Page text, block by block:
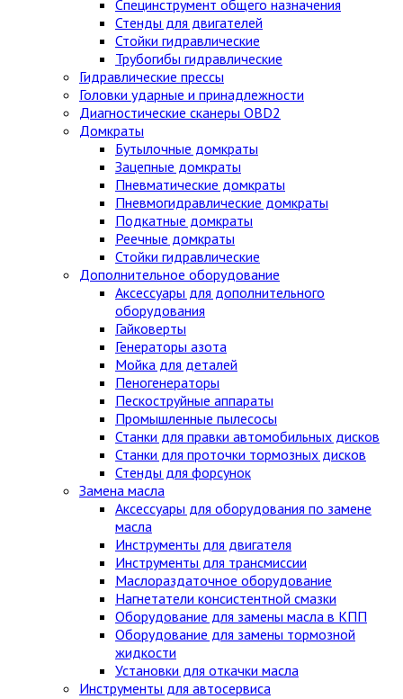
Специнструмент общего назначения
Стенды для двигателей
Стойки гидравлические
Трубогибы гидравлические
Гидравлические прессы
Головки ударные и принадлежности
Диагностические сканеры OBD2
Домкраты
Бутылочные домкраты
Зацепные домкраты
Пневматические домкраты
Пневмогидравлические домкраты
Подкатные домкраты
Реечные домкраты
Стойки гидравлические
Дополнительное оборудование
Аксессуары для дополнительного
оборудования
Гайковерты
Генераторы азота
Мойка для деталей
Пеногенераторы
Пескоструйные аппараты
Промышленные пылесосы
Станки для правки автомобильных дисков
Станки для проточки тормозных дисков
Стенды для форсунок
Замена масла
Аксессуары для оборудования по замене
масла
Инструменты для двигателя
Инструменты для трансмиссии
Маслораздаточное оборудование
Нагнетатели консистентной смазки
Оборудование для замены масла в КПП
Оборудование для замены тормозной
жидкости
Установки для откачки масла
Инструменты для автосервиса